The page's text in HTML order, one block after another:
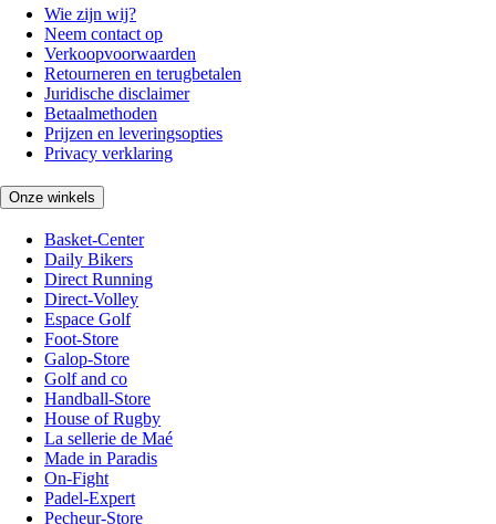
Wie zijn wij?
Neem contact op
Verkoopvoorwaarden
Retourneren en terugbetalen
Juridische disclaimer
Betaalmethoden
Prijzen en leveringsopties
Privacy verklaring
Onze winkels
Basket-Center
Daily Bikers
Direct Running
Direct-Volley
Espace Golf
Foot-Store
Galop-Store
Golf and co
Handball-Store
House of Rugby
La sellerie de Maé
Made in Paradis
On-Fight
Padel-Expert
Pecheur-Store